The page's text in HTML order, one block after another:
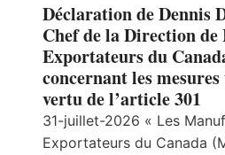
Déclaration de Dennis
Chef de la Direction
Exportateurs du
concernant les
vertu de l’article 301
31-juillet-2026 « Les
Exportateurs du Canada